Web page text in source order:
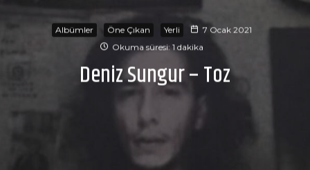
Albümler Öne Çıkan Yerli
7 Ocak 2021
Okuma süresi: 1 dakika
Deniz Sungur – Toz